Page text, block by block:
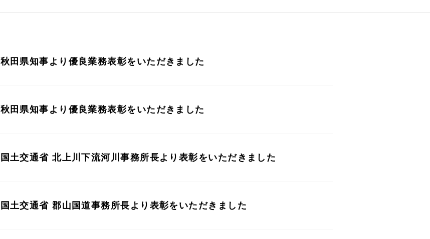
秋田県知事より優良業務表彰をいただきました
秋田県知事より優良業務表彰をいただきました
国土交通省 北上川下流河川事務所長より表彰をいただきました
国土交通省 郡山国道事務所長より表彰をいただきました